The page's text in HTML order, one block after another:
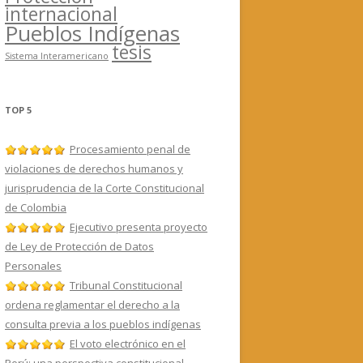
internacional
Pueblos Indígenas
Sistema Interamericano tesis
TOP 5
Procesamiento penal de
violaciones de derechos humanos y
jurisprudencia de la Corte Constitucional
de Colombia
Ejecutivo presenta proyecto
de Ley de Protección de Datos
Personales
Tribunal Constitucional
ordena reglamentar el derecho a la
consulta previa a los pueblos indígenas
El voto electrónico en el